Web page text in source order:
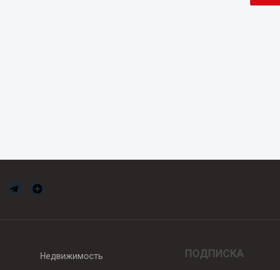
Недвижимость ПОДПИСКА